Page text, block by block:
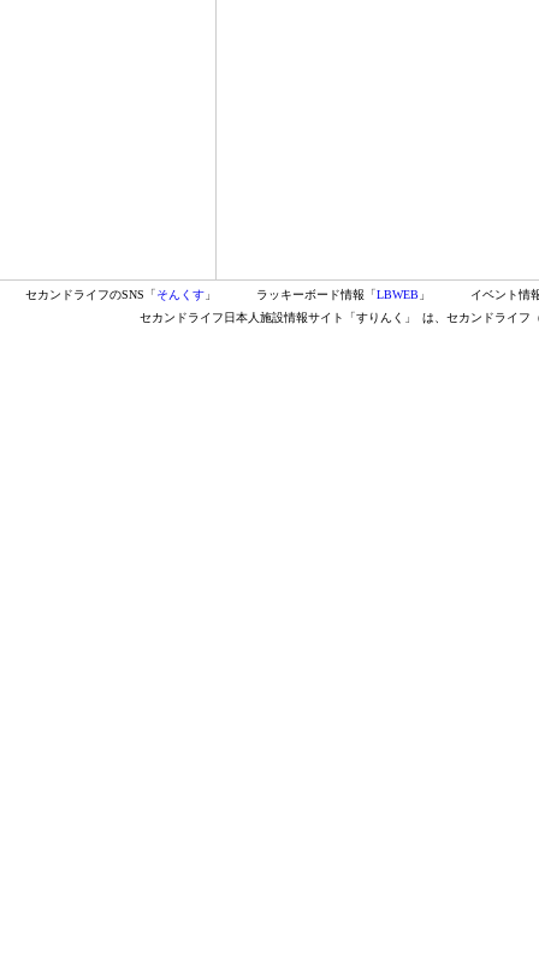
セカンドライフのSNS「そんくす 」 ラッキーボード情報「LBWEB 」
イベント情
セカンドライフ日本人施設情報サイト「すりんく」
は、セカンドライフ